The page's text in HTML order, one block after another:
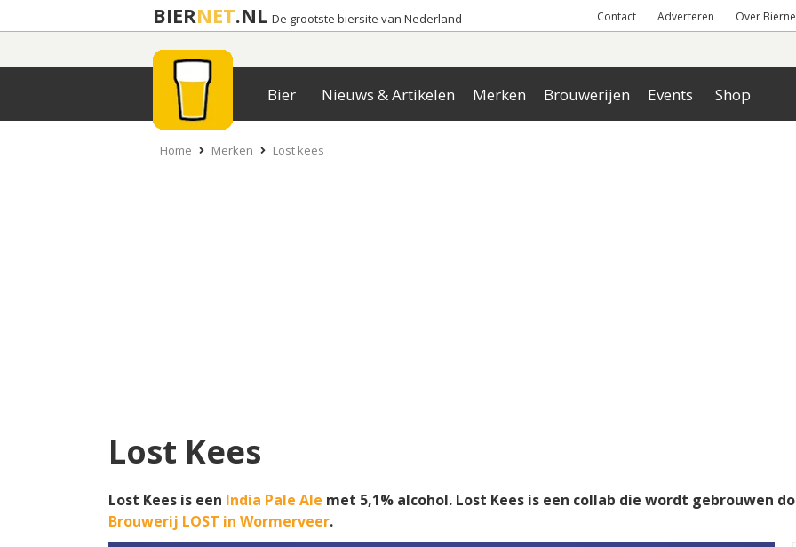
BIERNET.NL De grootste biersite van Nederland Contact Adverteren Over
Bier Nieuws & Artikelen Merken Brouwerijen Events Shop
Home Merken Lost kees
Lost Kees
Lost Kees is een India Pale Ale met 5,1% alcohol. Lost Kees is een collab die wordt gebrouwen
Brouwerij LOST in Wormerveer.